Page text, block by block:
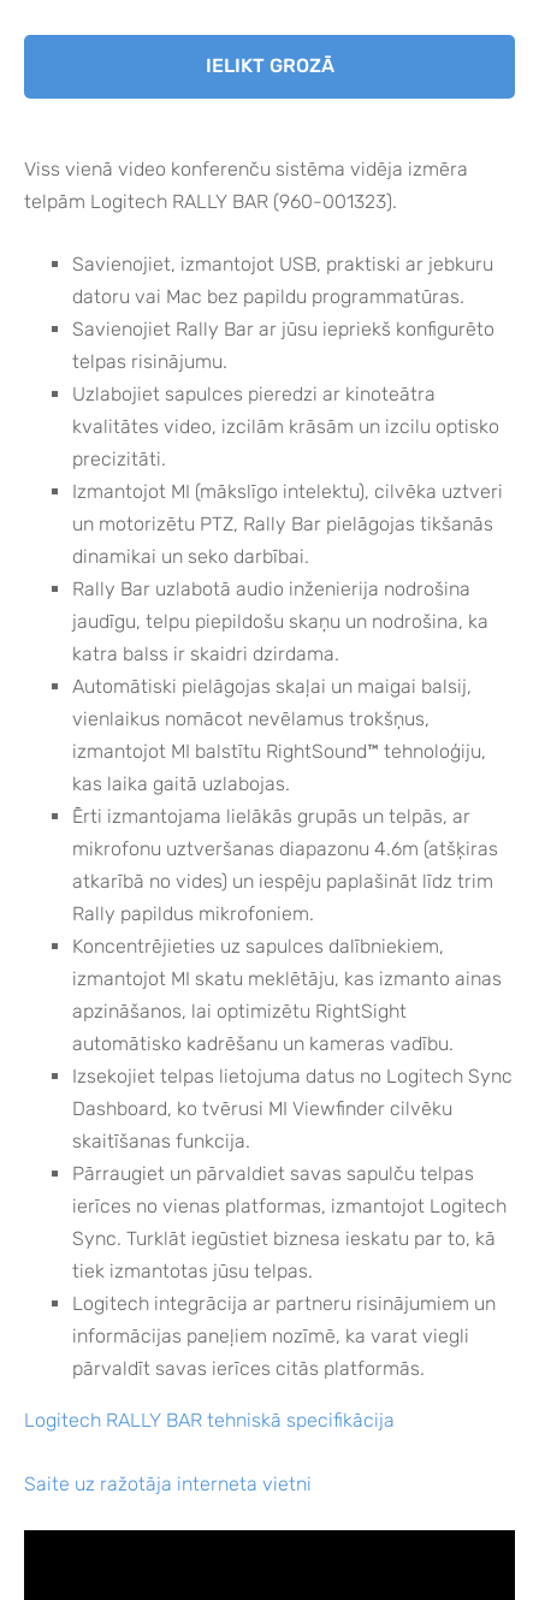
IELIKT GROZĀ
Viss vienā video konferenču sistēma vidēja izmēra
telpām Logitech RALLY BAR (960-001323).
Savienojiet, izmantojot USB, praktiski ar jebkuru
datoru vai Mac bez papildu programmatūras.
Savienojiet Rally Bar ar jūsu iepriekš konfigurēto
telpas risinājumu.
Uzlabojiet sapulces pieredzi ar kinoteātra
kvalitātes video, izcilām krāsām un izcilu optisko
precizitāti.
Izmantojot MI (mākslīgo intelektu), cilvēka uztveri
un motorizētu PTZ, Rally Bar pielāgojas tikšanās
dinamikai un seko darbībai.
Rally Bar uzlabotā audio inženierija nodrošina
jaudīgu, telpu piepildošu skaņu un nodrošina, ka
katra balss ir skaidri dzirdama.
Automātiski pielāgojas skaļai un maigai balsij,
vienlaikus nomācot nevēlamus trokšņus,
izmantojot MI balstītu RightSound™ tehnoloģiju,
kas laika gaitā uzlabojas.
Ērti izmantojama lielākās grupās un telpās, ar
mikrofonu uztveršanas diapazonu 4.6m (atšķiras
atkarībā no vides) un iespēju paplašināt līdz trim
Rally papildus mikrofoniem.
Koncentrējieties uz sapulces dalībniekiem,
izmantojot MI skatu meklētāju, kas izmanto ainas
apzināšanos, lai optimizētu RightSight
automātisko kadrēšanu un kameras vadību.
Izsekojiet telpas lietojuma datus no Logitech Sync
Dashboard, ko tvērusi MI Viewfinder cilvēku
skaitīšanas funkcija.
Pārraugiet un pārvaldiet savas sapulču telpas
ierīces no vienas platformas, izmantojot Logitech
Sync. Turklāt iegūstiet biznesa ieskatu par to, kā
tiek izmantotas jūsu telpas.
Logitech integrācija ar partneru risinājumiem un
informācijas paneļiem nozīmē, ka varat viegli
pārvaldīt savas ierīces citās platformās.
Logitech RALLY BAR tehniskā specifikācija
Saite uz ražotāja interneta vietni